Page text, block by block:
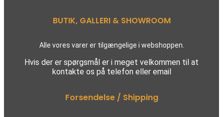
BUTIK, GALLERI & SHOWROOM
Alle vores varer er tilgængelige i webshoppen.
Hvis der er spørgsmål er i meget velkommen til at
kontakte os på telefon eller email
Forsendelse / Shipping